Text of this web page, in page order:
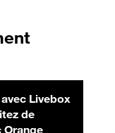
Livebox
de
mois
Orange